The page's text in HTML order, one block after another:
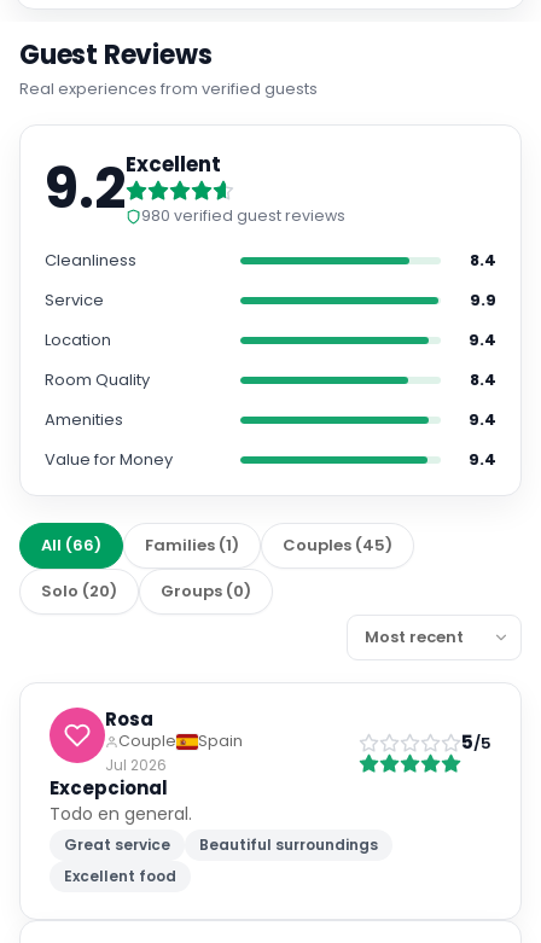
Guest Reviews
Real experiences from verified guests
9.2Excellent
980 verified guest reviews
Cleanliness
8.4
Service
9.9
Location
9.4
Room Quality
8.4
Amenities
9.4
Value for Money
9.4
All (66) Families (1) Couples (45)
Solo (20) Groups (0)
Rosa
Couple
Spain
Jul 2026
5/5
Excepcional
Todo en general.
Great service
Beautiful surroundings
Excellent food